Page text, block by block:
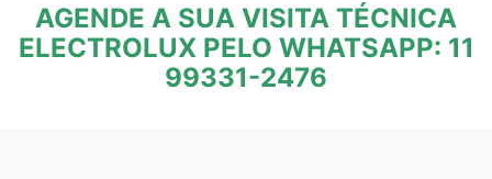
AGENDE A SUA VISITA TÉCNICA
ELECTROLUX PELO WHATSAPP: 11
99331-2476